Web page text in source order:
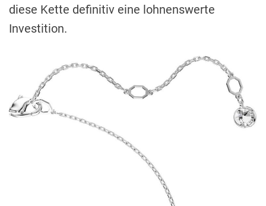
diese Kette definitiv eine lohnenswerte
Investition.